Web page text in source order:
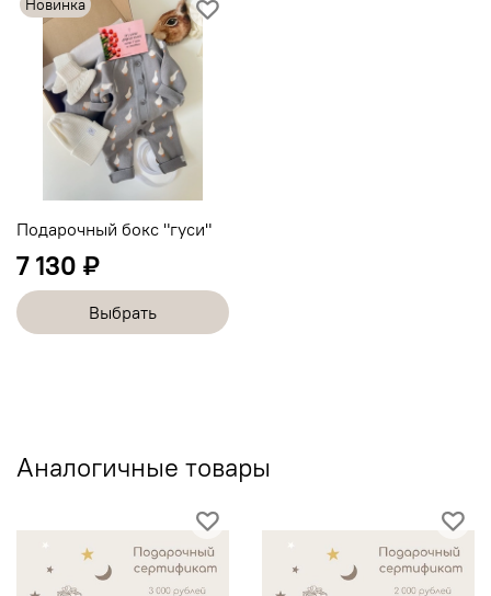
Подарочный бокс "гуси"
7 130 ₽
Выбрать
Аналогичные товары